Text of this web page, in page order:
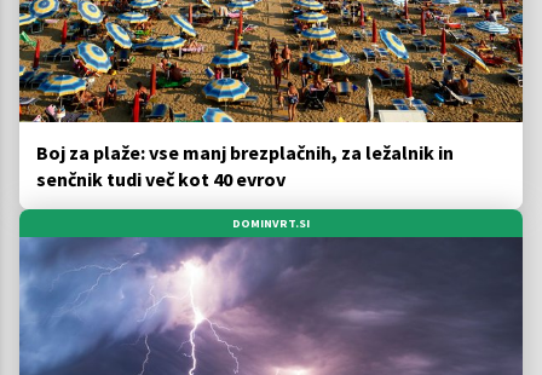
Boj za plaže: vse manj brezplačnih, za ležalnik in
senčnik tudi več kot 40 evrov
DOMINVRT.SI